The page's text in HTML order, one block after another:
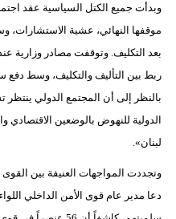
وبدأت جميع الكتل السياسية عقد
موقفها النهائي، عشية
بعد التكليف. وتوقفت مصادر وزارية
ربط بين التأليف والتكليف، وسط دفع
بالنظر إلى أن المجتمع الدولي
الدولية للنهوض بالوضعين
لبنان».
وتجددت المواجهات العنيفة بين
دعا مدير عام قوى الأمن الداخلي